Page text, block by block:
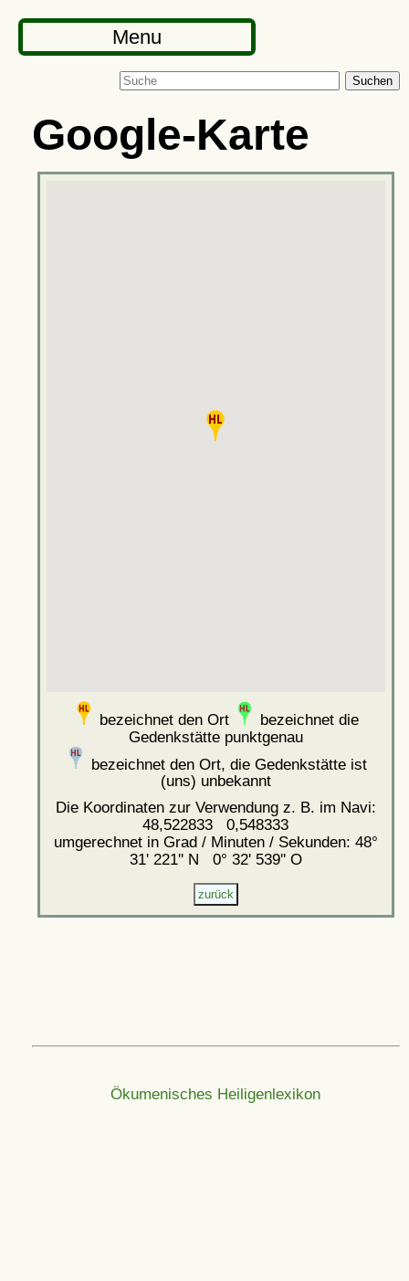
Menu
Suchen
Google-Karte
bezeichnet den Ort
bezeichnet die
Gedenkstätte punktgenau
bezeichnet den Ort, die Gedenkstätte ist
(uns) unbekannt
Die Koordinaten zur Verwendung z. B. im Navi:
48,522833 0,548333
umgerechnet in Grad / Minuten / Sekunden: 48°
31' 221'' N 0° 32' 539'' O
Ökumenisches Heiligenlexikon